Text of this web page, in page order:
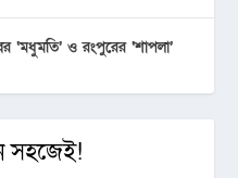
‘মধুমতি’ ও রংপুরের ‘শাপলা’
সহজেই!